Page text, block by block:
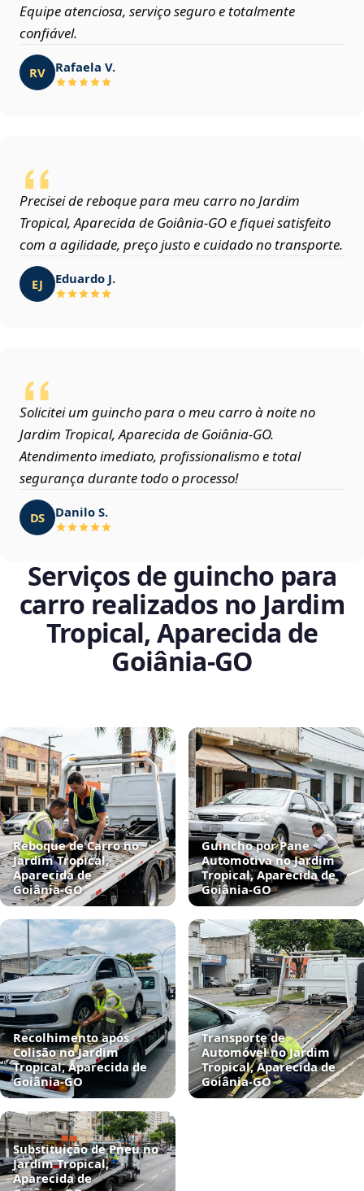
Equipe atenciosa, serviço seguro e totalmente
confiável.
RV Rafaela V.
Precisei de reboque para meu carro no Jardim
Tropical, Aparecida de Goiânia‑GO e fiquei satisfeito
com a agilidade, preço justo e cuidado no transporte.
EJ Eduardo J.
Solicitei um guincho para o meu carro à noite no
Jardim Tropical, Aparecida de Goiânia‑GO.
Atendimento imediato, profissionalismo e total
segurança durante todo o processo!
DS Danilo S.
Serviços de guincho para
carro realizados no Jardim
Tropical, Aparecida de
Goiânia‑GO
Reboque de Carro no
Jardim Tropical,
Aparecida de
Goiânia‑GO
Guincho por Pane
Automotiva no Jardim
Tropical, Aparecida de
Goiânia‑GO
Recolhimento após
Colisão no Jardim
Tropical, Aparecida de
Goiânia‑GO
Transporte de
Automóvel no Jardim
Tropical, Aparecida de
Goiânia‑GO
Substituição de Pneu no
Jardim Tropical,
Aparecida de